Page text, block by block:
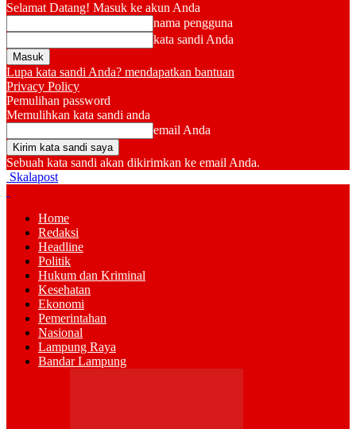
Selamat Datang! Masuk ke akun Anda
nama pengguna
kata sandi Anda
Lupa kata sandi Anda? mendapatkan bantuan
Privacy Policy
Pemulihan password
Memulihkan kata sandi anda
email Anda
Sebuah kata sandi akan dikirimkan ke email Anda.
Skalapost
Home
Redaksi
Headline
Politik
Hukum dan Kriminal
Kesehatan
Ekonomi
Pemerintahan
Nasional
Lampung Raya
Bandar Lampung